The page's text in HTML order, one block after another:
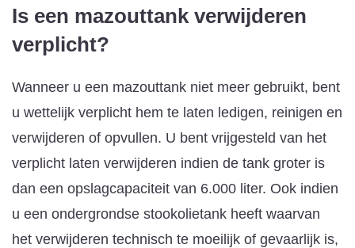
Is een mazouttank verwijderen
verplicht?
Wanneer u een mazouttank niet meer gebruikt, bent
u wettelijk verplicht hem te laten ledigen, reinigen en
verwijderen of opvullen. U bent vrijgesteld van het
verplicht laten verwijderen indien de tank groter is
dan een opslagcapaciteit van 6.000 liter. Ook indien
u een ondergrondse stookolietank heeft waarvan
het verwijderen technisch te moeilijk of gevaarlijk is,